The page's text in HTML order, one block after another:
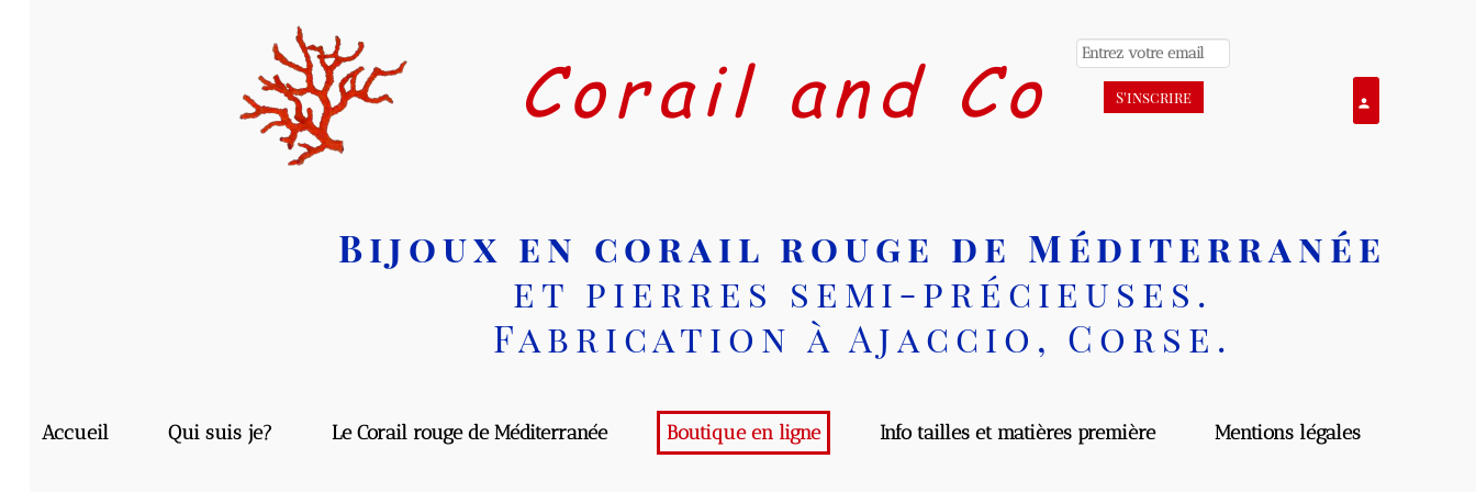
Bijoux en corail rouge de Méditerranée
et pierres semi-précieuses.
Fabrication à Ajaccio, Corse.
Accueil Qui suis je? Le Corail rouge de Méditerranée Boutique en ligne Info tailles et matières première Mentions légales
Corail and Co Se connecter